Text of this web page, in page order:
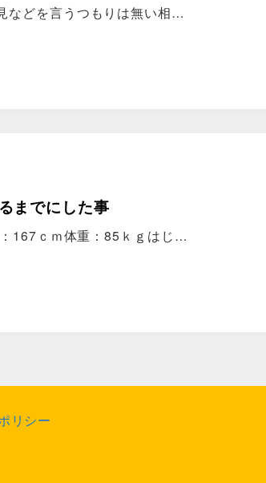
などを言うつもりは無い相…
までにした事
167ｃｍ体重：85ｋｇはじ…
リシー